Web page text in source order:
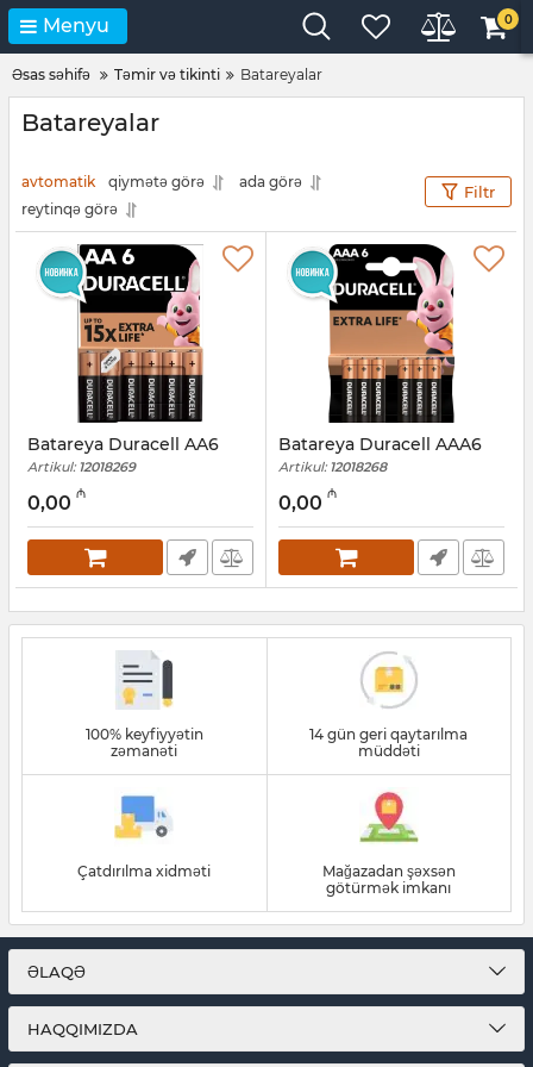
Menyu 0
Əsas səhifə Təmir və tikinti Batareyalar
Batareyalar
avtomatik qiymətə görə
ada görə
reytinqə görə
Filtr
Batareya Duracell AA6
Artikul: 12018269
0,00 ₼
Batareya Duracell AAA6
Artikul: 12018268
0,00 ₼
100% keyfiyyətin
zəmanəti
14 gün geri qaytarılma
müddəti
Çatdırılma xidməti
Mağazadan şəxsən
götürmək imkanı
ƏLAQƏ
HAQQIMIZDA